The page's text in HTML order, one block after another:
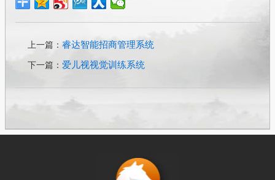
上一篇： 睿达智能招商管理系统
下一篇： 爱儿视视觉训练系统